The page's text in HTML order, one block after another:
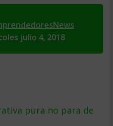
julio 4, 2018
pura no para de